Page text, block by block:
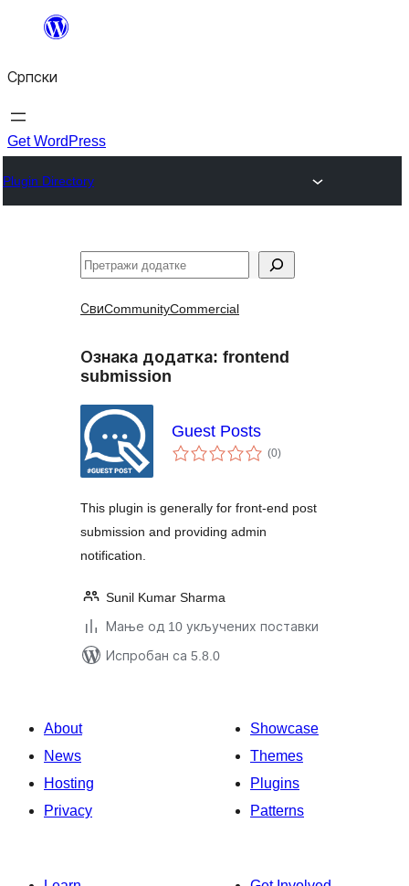
Скочи
садржај
Српски
Get WordPress
Plugin Directory
Претрага
СвиCommunityCommercial
Ознака додатка: frontend
submission
Guest Posts
(0укупних
оцена
)
This plugin is generally for front-end post
submission and providing admin
notification.
Sunil Kumar Sharma
Мање од 10 укључених поставки
Испробан са 5.8.0
About
News
Hosting
Privacy
Showcase
Themes
Plugins
Patterns